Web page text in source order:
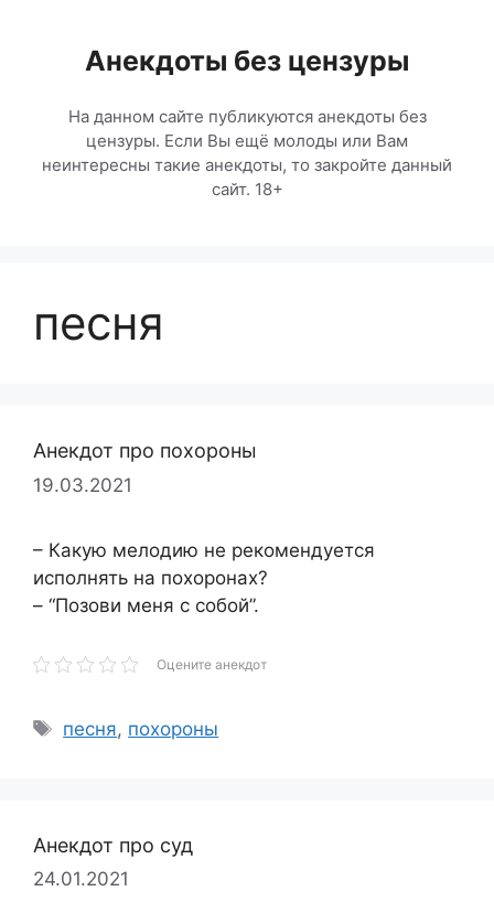
содержимомуАнекдоты без цензуры
На данном сайте публикуются анекдоты без
цензуры. Если Вы ещё молоды или Вам
неинтересны такие анекдоты, то закройте данный
сайт. 18+
песня
Анекдот про похороны
19.03.2021
– Какую мелодию не рекомендуется
исполнять на похоронах?
– “Позови меня с собой”.
Оцените анекдот
Метки
песня, похороны
Анекдот про суд
24.01.2021